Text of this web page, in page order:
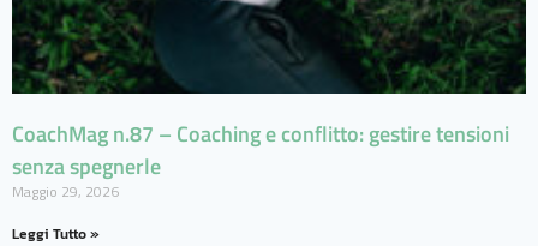
CoachMag n.87 – Coaching e conflitto: gestire tensioni
senza spegnerle
Maggio 29, 2026
Leggi Tutto »